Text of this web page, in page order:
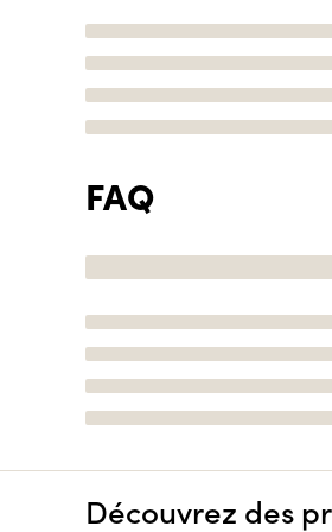
FAQ
Découvrez des